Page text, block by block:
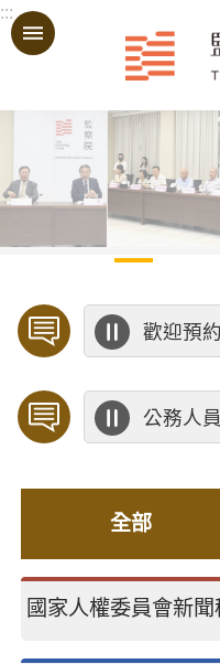
跳到主要內容區塊
:::
全部
國家人權委員會新聞